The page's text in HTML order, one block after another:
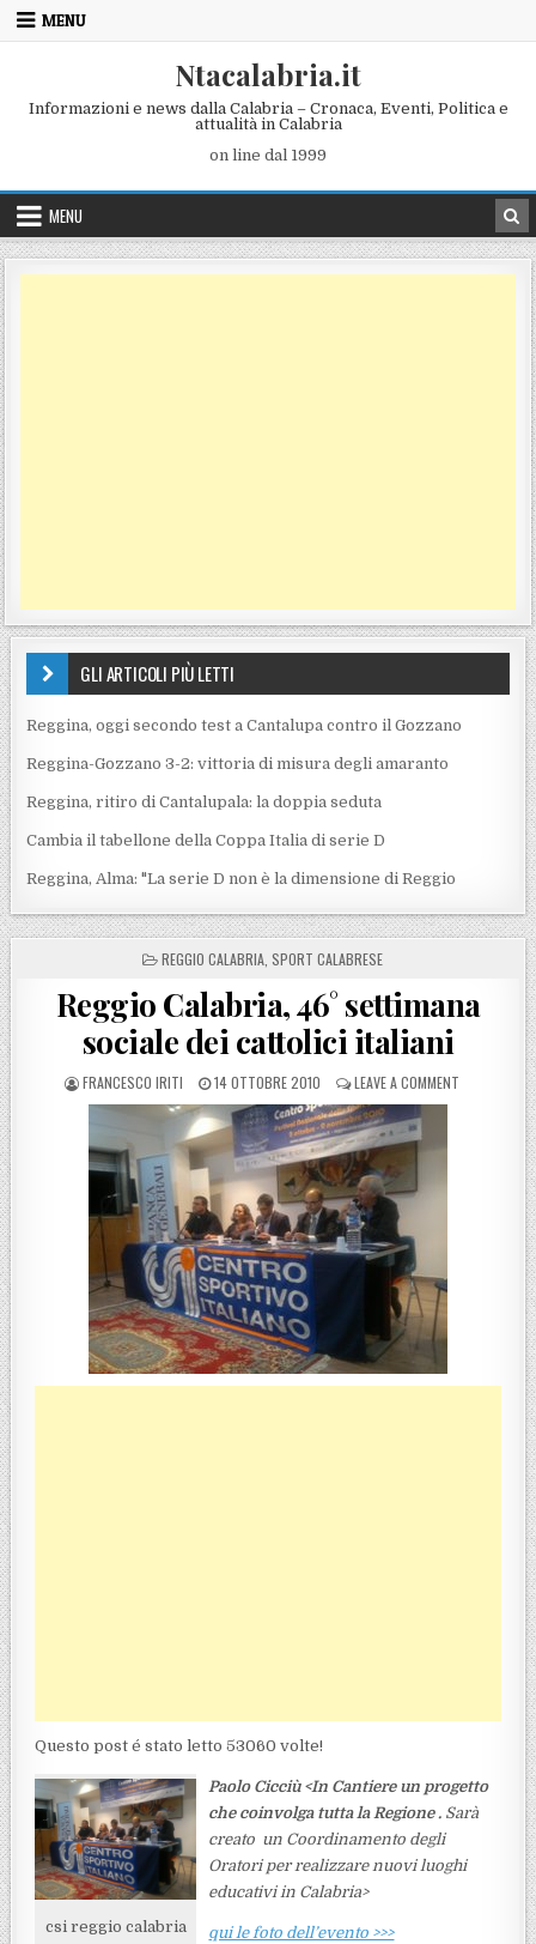
Skip to content
MENU
Ntacalabria.it
Informazioni e news dalla Calabria – Cronaca, Eventi, Politica e
attualità in Calabria
on line dal 1999
MENU
GLI ARTICOLI PIÙ LETTI
Reggina, oggi secondo test a Cantalupa contro il Gozzano
Reggina-Gozzano 3-2: vittoria di misura degli amaranto
Reggina, ritiro di Cantalupala: la doppia seduta
Cambia il tabellone della Coppa Italia di serie D
Reggina, Alma: "La serie D non è la dimensione di Reggio
POSTED IN
REGGIO CALABRIA, SPORT CALABRESE
Reggio Calabria, 46° settimana
sociale dei cattolici italiani
POSTED BY
FRANCESCO IRITI POSTED ON
14 OTTOBRE 2010 LEAVE A COMMENT ON
Questo post é stato letto 53060 volte!
csi reggio calabria
Paolo Cicciù <In Cantiere un progetto
che coinvolga tutta la Regione . Sarà
creato un Coordinamento degli
Oratori per realizzare nuovi luoghi
educativi in Calabria>
qui le foto dell’evento >>>